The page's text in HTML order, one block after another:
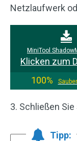
Netzlaufwerk
MiniTool
Klicken zum
100%
3. Schließen
Tipp: